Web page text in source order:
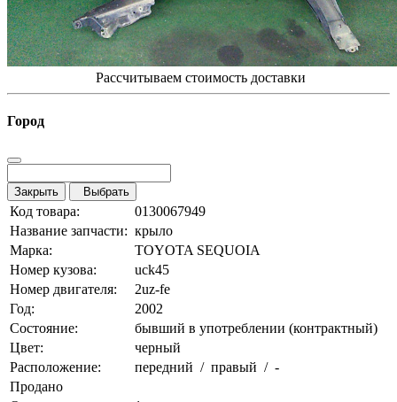
Рассчитываем стоимость доставки
Город
Закрыть Выбрать
Код товара:
0130067949
Название запчасти: крыло
Марка:
TOYOTA SEQUOIA
Номер кузова:
uck45
Номер двигателя:
2uz-fe
Год:
2002
Состояние:
бывший в употреблении (контрактный)
Цвет:
черный
Расположение:
передний / правый / -
Продано